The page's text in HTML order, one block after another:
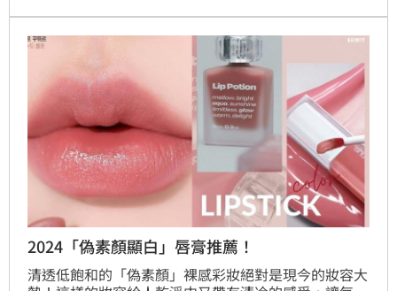
2024「偽素顏顯白」唇膏推薦！
清透低飽和的「偽素顏」裸感彩妝絕對是現今的妝容大